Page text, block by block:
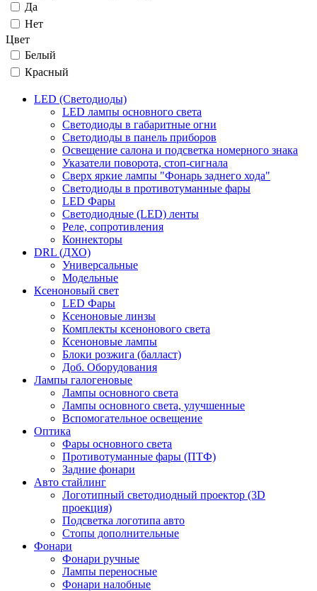
Да
Нет
Цвет
Белый
Красный
LED (Светодиоды)
LED лампы основного света
Светодиоды в габаритные огни
Светодиоды в панель приборов
Освещение салона и подсветка номерного знака
Указатели поворота, стоп-сигнала
Сверх яркие лампы "Фонарь заднего хода"
Светодиоды в противотуманные фары
LED Фары
Светодиодные (LED) ленты
Реле, сопротивления
Коннекторы
DRL (ДХО)
Универсальные
Модельные
Ксеноновый свет
LED Фары
Ксеноновые линзы
Комплекты ксенонового света
Ксеноновые лампы
Блоки розжига (балласт)
Доб. Оборудования
Лампы галогеновые
Лампы основного света
Лампы основного света, улучшенные
Вспомогательное освещение
Оптика
Фары основного света
Противотуманные фары (ПТФ)
Задние фонари
Авто стайлинг
Логотипный светодиодный проектор (3D
проекция)
Подсветка логотипа авто
Стопы дополнительные
Фонари
Фонари ручные
Лампы переносные
Фонари налобные